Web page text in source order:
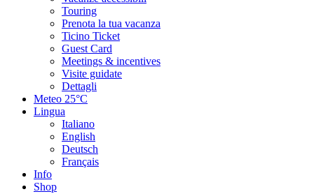
Touring
Prenota la tua vacanza
Ticino Ticket
Guest Card
Meetings & incentives
Visite guidate
Dettagli
Meteo 25°C
Lingua
Italiano
English
Deutsch
Français
Info
Shop